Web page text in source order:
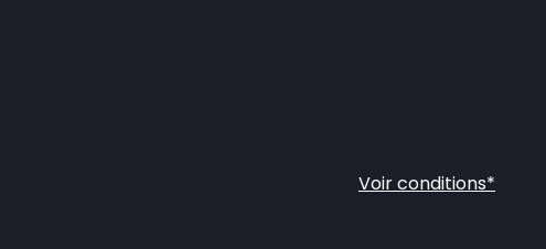
Voir conditions*